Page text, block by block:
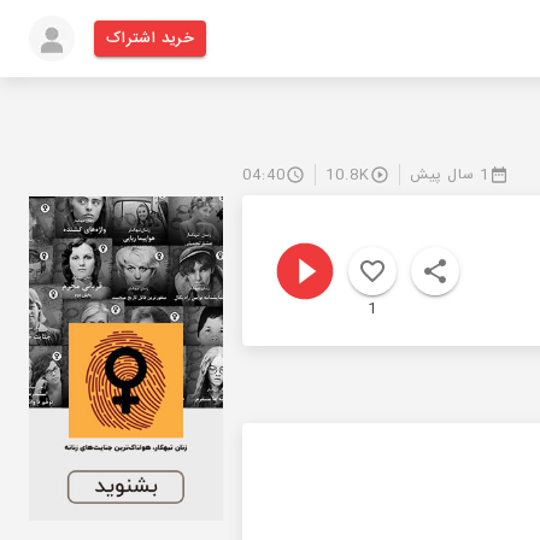
خرید اشتراک
1 سال پیش 10.8K
04:40
1